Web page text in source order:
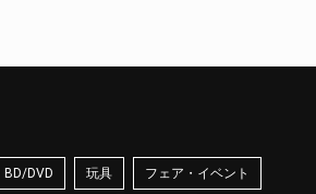
BD/DVD 玩具 フェア・イベント